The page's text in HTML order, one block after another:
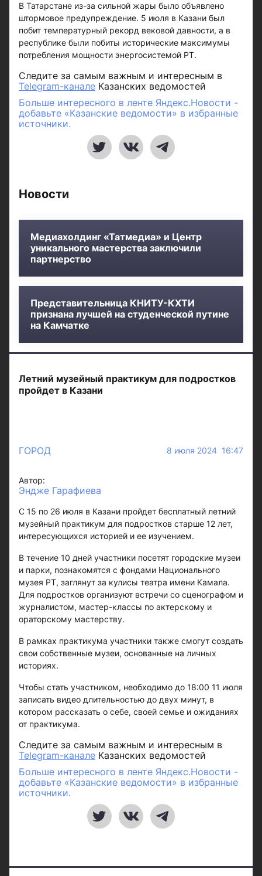
В Татарстане из-за сильной жары было объявлено
штормовое предупреждение. 5 июля в Казани был
побит температурный рекорд вековой давности, а в
республике были побиты исторические максимумы
потребления мощности энергосистемой РТ.
Следите за самым важным и интересным в
Telegram-канале Казанских ведомостей
Больше интересного в ленте Яндекс.Новости -
добавьте «Казанские ведомости» в избранные
источники.
Новости
Медиахолдинг «Татмедиа» и Центр
уникального мастерства заключили
партнерство
Представительница КНИТУ-КХТИ
признана лучшей на студенческой путине
на Камчатке
Летний музейный практикум для подростков
пройдет в Казани
ГОРОД 8 июля 2024 16:47
Автор:
Эндже Гарафиева
С 15 по 26 июля в Казани пройдет бесплатный летний
музейный практикум для подростков старше 12 лет,
интересующихся историей и ее изучением.
В течение 10 дней участники посетят городские музеи
и парки, познакомятся с фондами Национального
музея РТ, заглянут за кулисы театра имени Камала.
Для подростков организуют встречи со сценографом и
журналистом, мастер-классы по актерскому и
ораторскому мастерству.
В рамках практикума участники также смогут создать
свои собственные музеи, основанные на личных
историях.
Чтобы стать участником, необходимо до 18:00 11 июля
записать видео длительностью до двух минут, в
котором рассказать о себе, своей семье и ожиданиях
от практикума.
Следите за самым важным и интересным в
Telegram-канале Казанских ведомостей
Больше интересного в ленте Яндекс.Новости -
добавьте «Казанские ведомости» в избранные
источники.